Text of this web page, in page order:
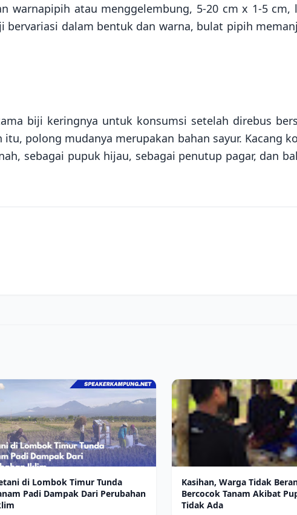
warnapipih atau menggelembung, 5-20 cm x 1-5 cm,
bervariasi dalam bentuk dan warna, bulat pipih
biji keringnya untuk konsumsi setelah direbus
polong mudanya merupakan bahan sayur. Kacang
sebagai pupuk hijau, sebagai penutup pagar, dan
di Lombok Timur Tunda
Padi Dampak Dari Perubahan
Kasihan, Warga Tidak
Bercocok Tanam Akibat
Tidak Ada